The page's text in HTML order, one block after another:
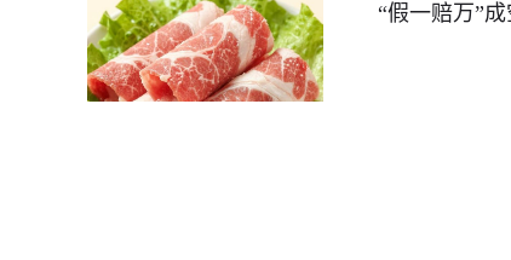
“假一赔万”